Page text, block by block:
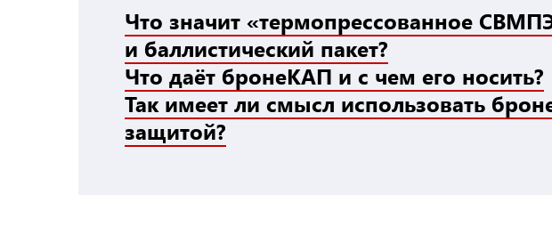
Что значит «термопрессованное
и баллистический пакет?
Что даёт бронеКАП и с чем его носить?
Так имеет ли смысл использовать
защитой?